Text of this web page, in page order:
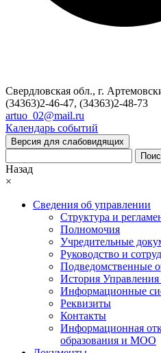
Свердловская обл., г.
(34363)2-46-47, (34363)2-48-73
artuo_02@mail.ru
Календарь событий
Версия для слабовидящих
Назад
×
Сведения об управлении
Структура и
Полномочия
Учредительные
Руководство и
Подведомственные
История Управления
Информационные
Реквизиты
Контакты
Информационная
образования и МОО